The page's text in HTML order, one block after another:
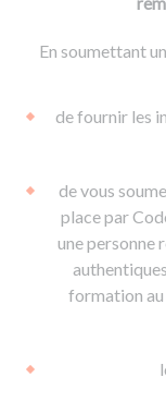
En soumettant
de fournir les
de vous
place par
une personne
formation